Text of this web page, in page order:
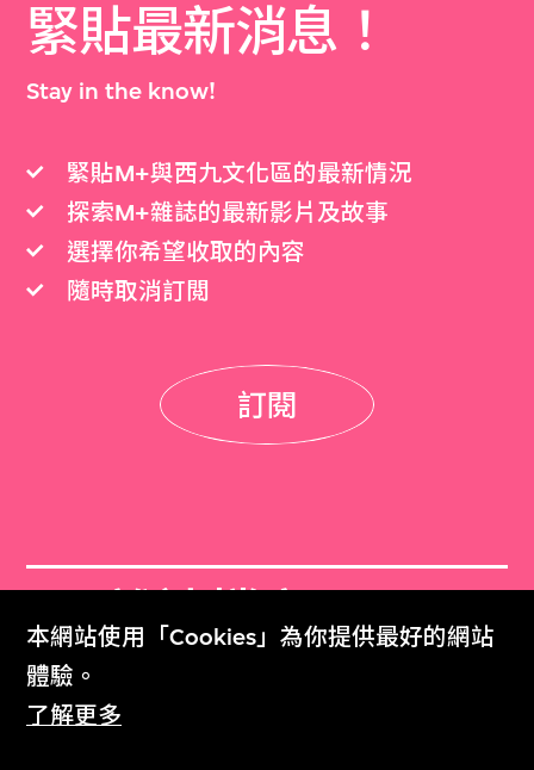
本網站使用「Cookies」為你提供最好的網站
體驗。
了解更多
緊貼最新消息！
Stay in the know!
緊貼M+與西九文化區的最新情況
探索M+雜誌的最新影片及故事
選擇你希望收取的內容
隨時取消訂閲
訂閱
M+雜誌檔案
M+ Magazine Archive
M+藏品